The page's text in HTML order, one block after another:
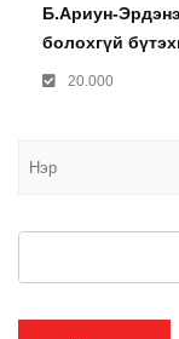
Б.Ариун-
болохгүй
20.000